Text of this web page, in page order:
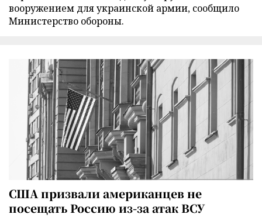
вооружением для украинской армии, сообщило
Министерство обороны.
США призвали американцев не
посещать Россию из-за атак ВСУ